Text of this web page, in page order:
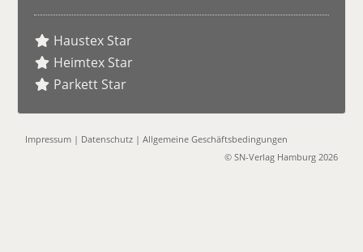
Haustex Star
Heimtex Star
Parkett Star
Impressum | Datenschutz |Allgemeine Geschäftsbedingungen
© SN-Verlag Hamburg 2026